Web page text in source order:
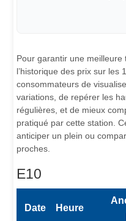
Pour garantir une
l’historique des prix sur les
consommateurs de
variations, de repérer les
régulières, et de mieux
pratiqué par cette station.
anticiper un plein ou
proches.
E10
Date Heure